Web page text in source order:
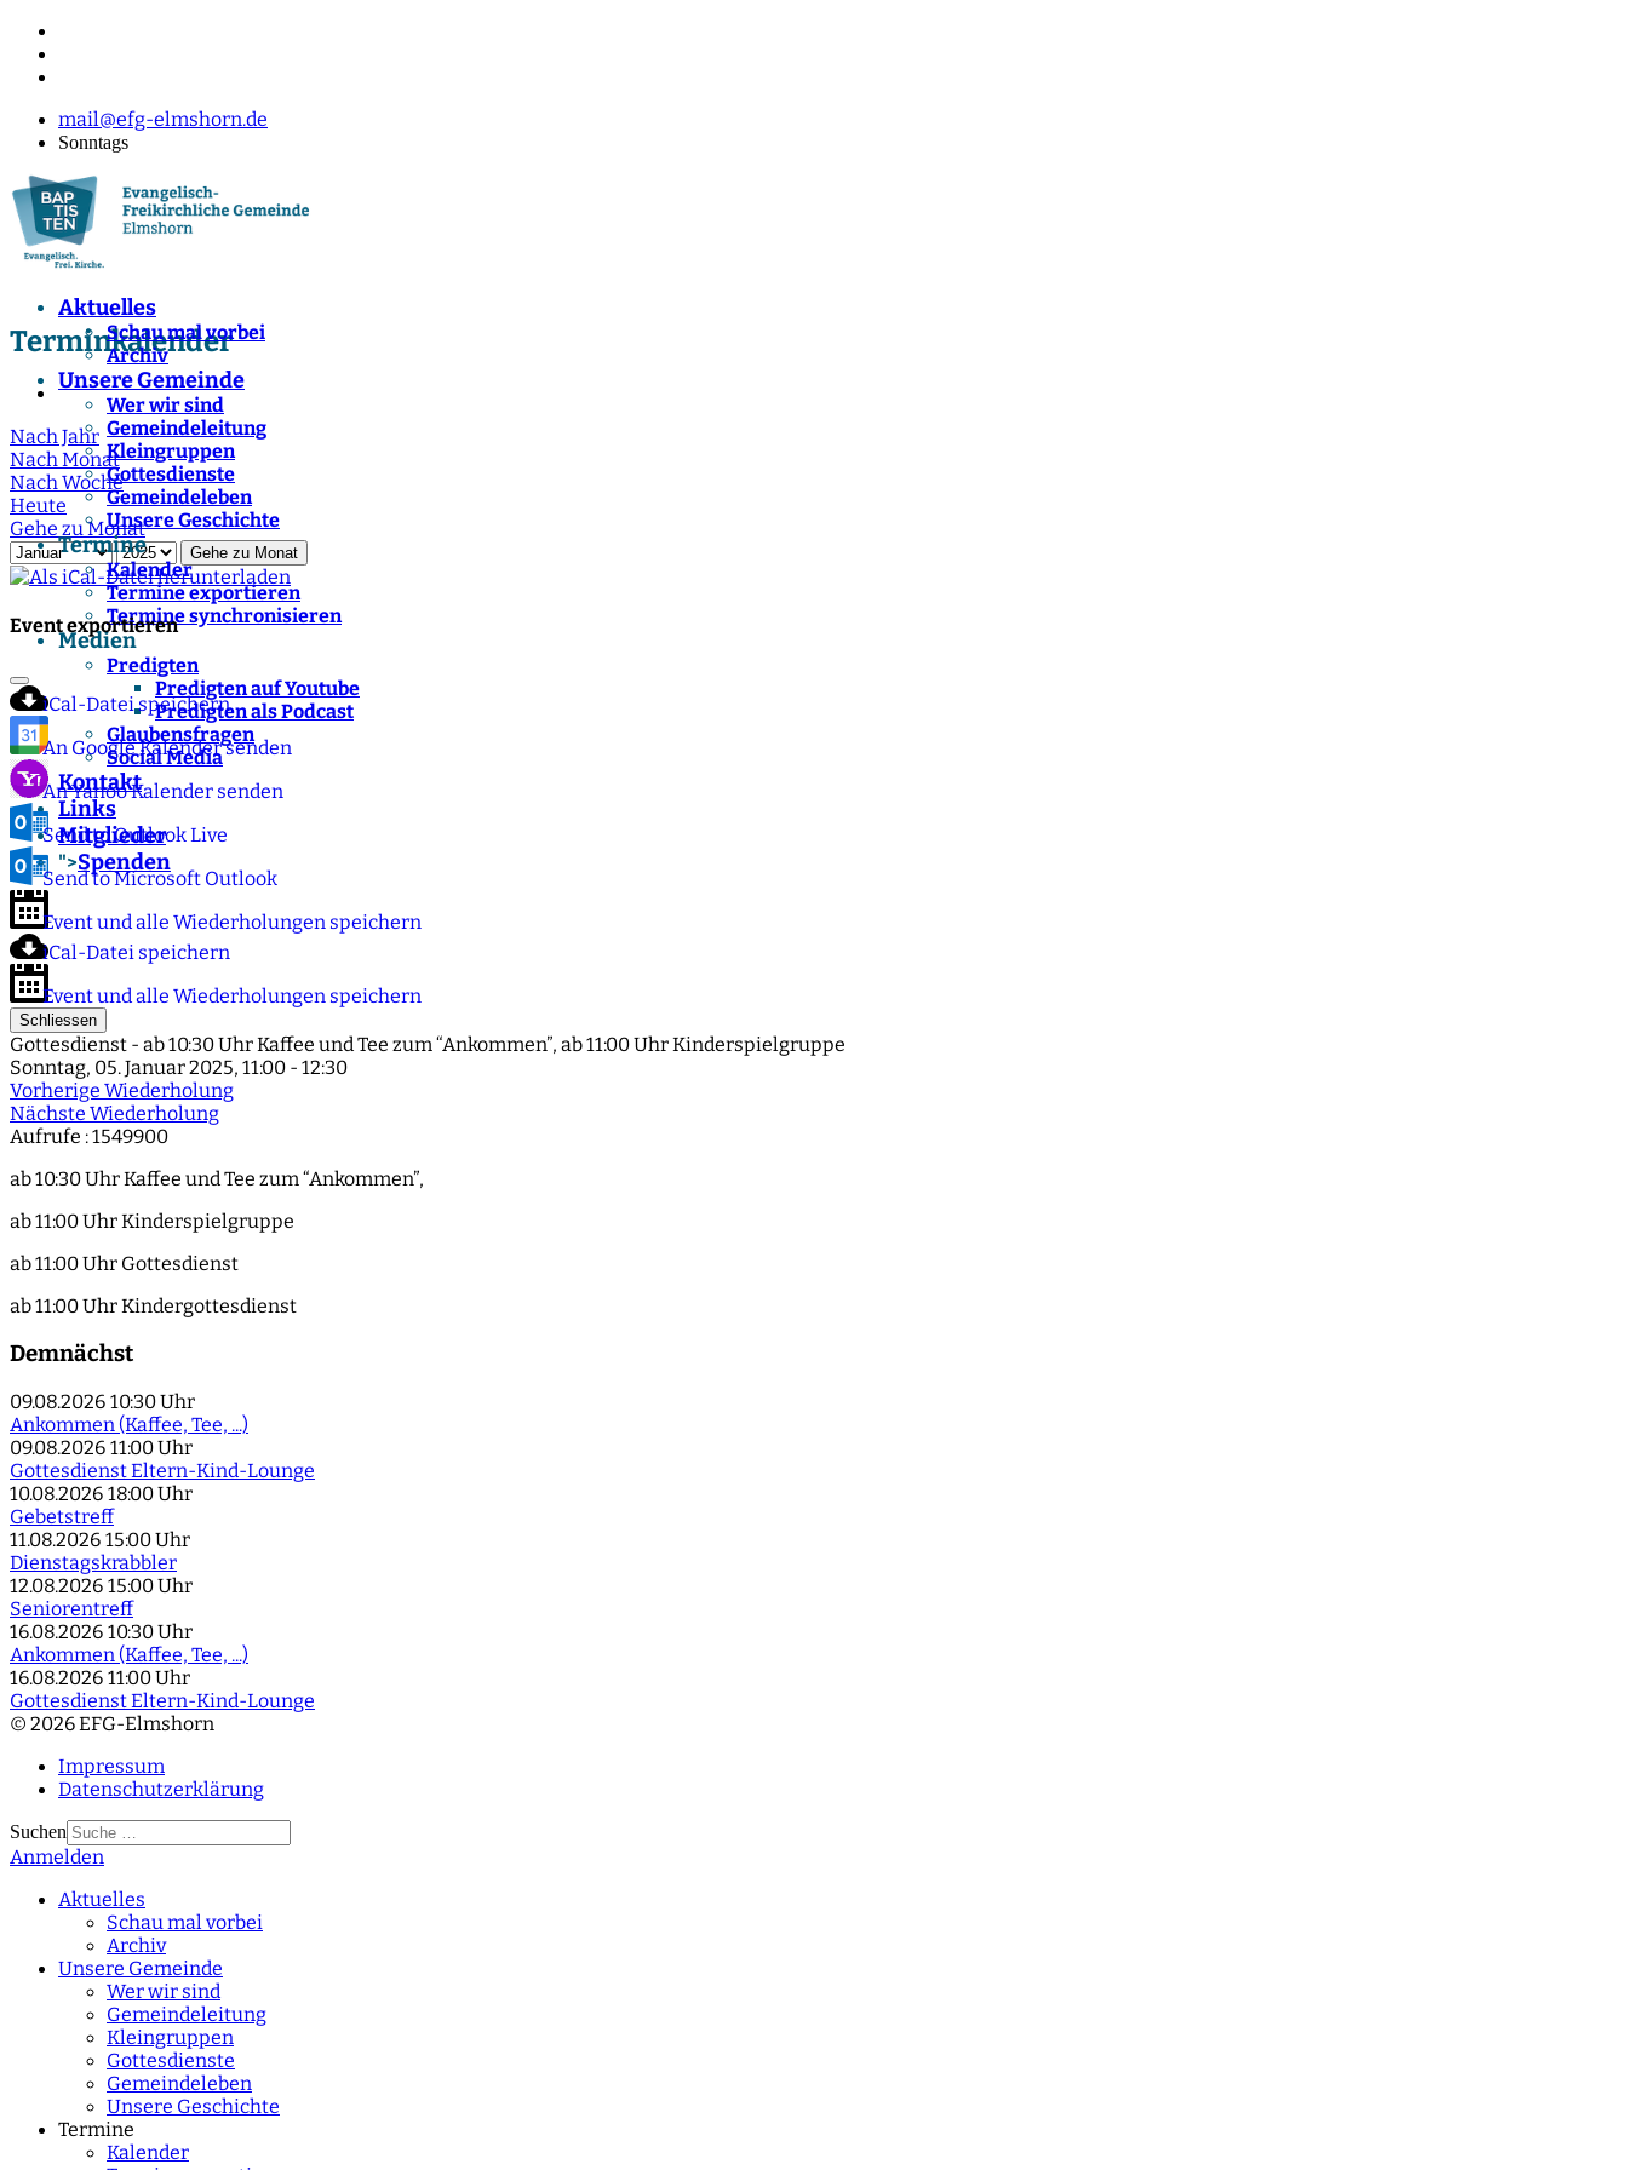
mail@efg-elmshorn.de
Sonntags
Aktuelles
Schau mal vorbei
Archiv
Unsere Gemeinde
Wer wir sind
Gemeindeleitung
Kleingruppen
Gottesdienste
Gemeindeleben
Unsere Geschichte
Termine
Kalender
Termine exportieren
Termine synchronisieren
Medien
Predigten
Predigten auf Youtube
Predigten als Podcast
Glaubensfragen
Social Media
Kontakt
Links
Mitglieder
">Spenden
Terminkalender
Nach Jahr
Nach Monat
Nach Woche
Heute
Gehe zu Monat
Gehe zu Monat
Event exportieren
iCal-Datei speichern
An Google Kalender senden
An Yahoo Kalender senden
Send to Outlook Live
Send to Microsoft Outlook
Event und alle Wiederholungen speichern
iCal-Datei speichern
Event und alle Wiederholungen speichern
Schliessen
Gottesdienst - ab 10:30 Uhr Kaffee und Tee zum “Ankommen”, ab 11:00 Uhr Kinderspielgruppe
Sonntag, 05. Januar 2025, 11:00 - 12:30
Vorherige Wiederholung
Nächste Wiederholung
Aufrufe : 1549900
ab 10:30 Uhr Kaffee und Tee zum “Ankommen”,
ab 11:00 Uhr Kinderspielgruppe
ab 11:00 Uhr Gottesdienst
ab 11:00 Uhr Kindergottesdienst
Demnächst
09.08.2026 10:30 Uhr
Ankommen (Kaffee, Tee, ...)
09.08.2026 11:00 Uhr
Gottesdienst Eltern-Kind-Lounge
10.08.2026 18:00 Uhr
Gebetstreff
11.08.2026 15:00 Uhr
Dienstagskrabbler
12.08.2026 15:00 Uhr
Seniorentreff
16.08.2026 10:30 Uhr
Ankommen (Kaffee, Tee, ...)
16.08.2026 11:00 Uhr
Gottesdienst Eltern-Kind-Lounge
© 2026 EFG-Elmshorn
Impressum
Datenschutzerklärung
Suchen
Type 2 or more
Anmelden
Aktuelles
Schau mal vorbei
Archiv
Unsere Gemeinde
Wer wir sind
Gemeindeleitung
Kleingruppen
Gottesdienste
Gemeindeleben
Unsere Geschichte
Termine
Kalender